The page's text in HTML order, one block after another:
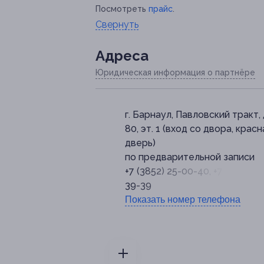
Посмотреть прайс
Свернуть
Адресa
Юридическая информация о партнёре
г. Барнаул, Павловский тракт,
80, эт. 1 (вход со двора,
дверь)
по предварительной записи
+7 (3852) 25-00-40, +7 (3852) 53-
39-39
Показать номер телефона